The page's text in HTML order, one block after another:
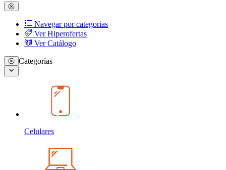
Navegar por categorias
Ver Hiperofertas
Ver Catálogo
Categorías
Celulares